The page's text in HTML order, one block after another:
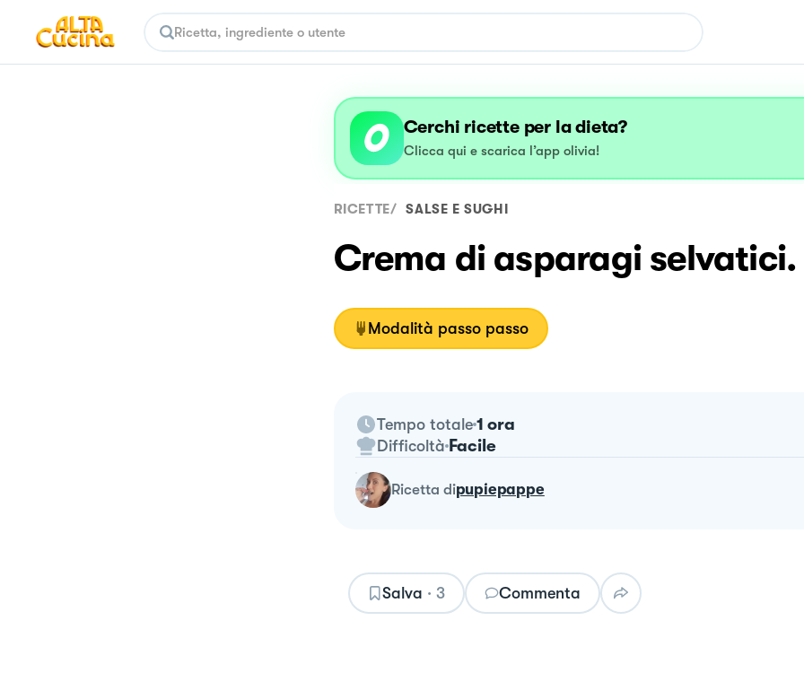
Cerchi ricette per la dieta?
Clicca qui e scarica l’app olivia!
RICETTE/ SALSE E SUGHI
Crema di asparagi selvatici.
Modalità passo passo
Tempo totale 1 ora
Difficoltà Facile
ricetta dipupiepappe
Salva · 3 Commenta